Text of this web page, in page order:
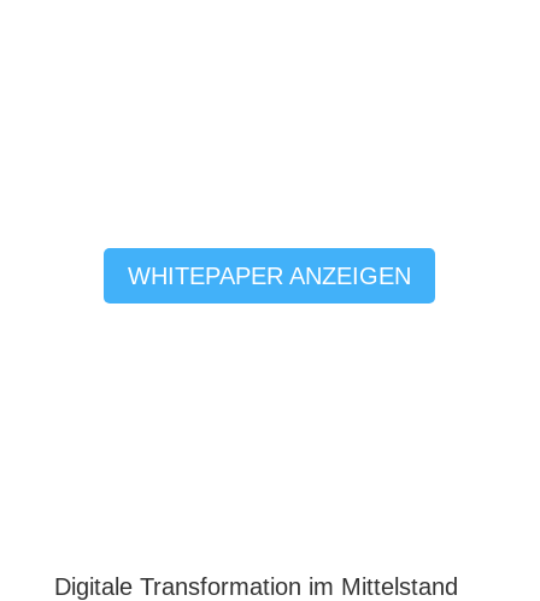
WHITEPAPER ANZEIGEN
Digitale Transformation im Mittelstand